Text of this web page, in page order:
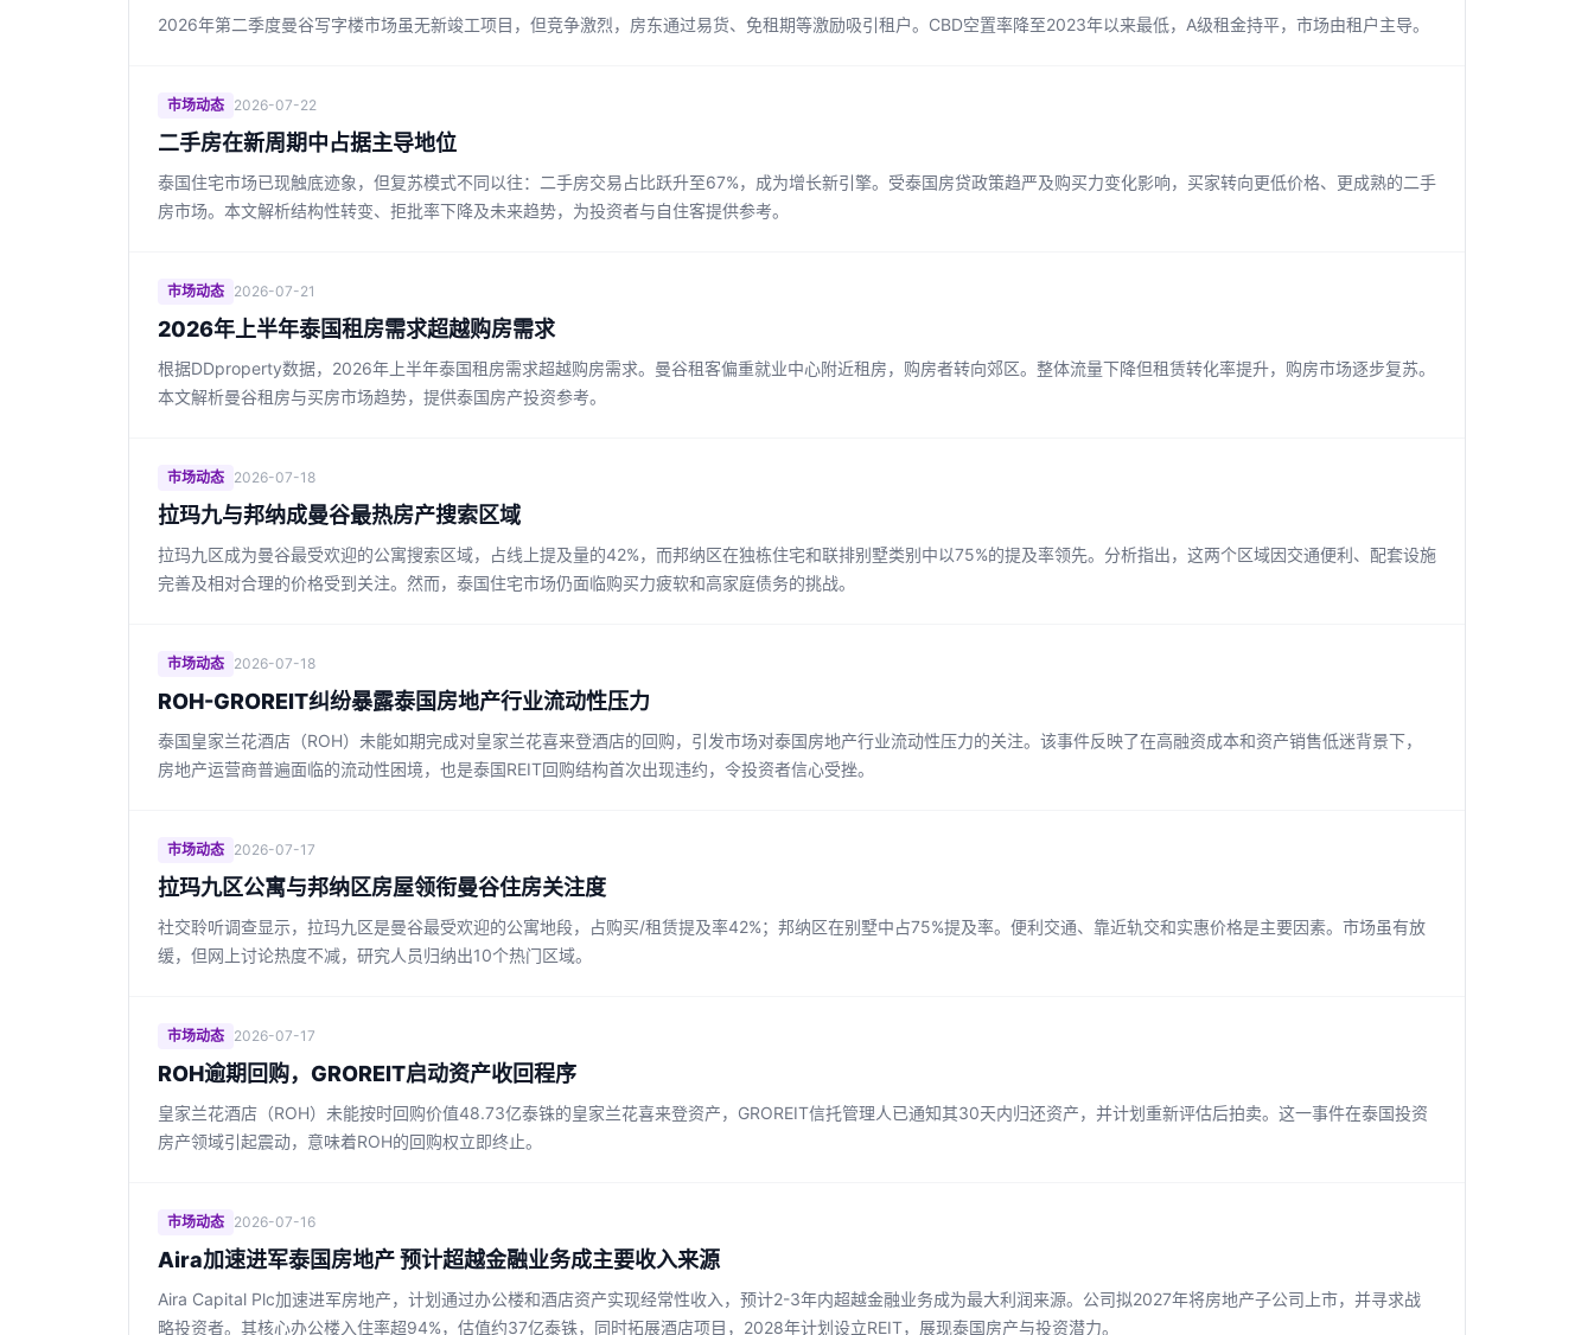
2026年第二季度曼谷写字楼市场虽无新竣工项目，但竞争激烈，房东通过易货、免租期等激励吸引租户。CBD空置率降至2023年以来最低，A级租金持平，市场由租户主导。
市场动态 2026-07-22
二手房在新周期中占据主导地位
泰国住宅市场已现触底迹象，但复苏模式不同以往：二手房交易占比跃升至67%，成为增长新引擎。受泰国房贷政策趋严及购买力变化影响，买家转向更低价格、更成熟的二手
房市场。本文解析结构性转变、拒批率下降及未来趋势，为投资者与自住客提供参考。
市场动态 2026-07-21
2026年上半年泰国租房需求超越购房需求
根据DDproperty数据，2026年上半年泰国租房需求超越购房需求。曼谷租客偏重就业中心附近租房，购房者转向郊区。整体流量下降但租赁转化率提升，购房市场逐步复苏。
本文解析曼谷租房与买房市场趋势，提供泰国房产投资参考。
市场动态 2026-07-18
拉玛九与邦纳成曼谷最热房产搜索区域
拉玛九区成为曼谷最受欢迎的公寓搜索区域，占线上提及量的42%，而邦纳区在独栋住宅和联排别墅类别中以75%的提及率领先。分析指出，这两个区域因交通便利、配套设施
完善及相对合理的价格受到关注。然而，泰国住宅市场仍面临购买力疲软和高家庭债务的挑战。
市场动态 2026-07-18
ROH-GROREIT纠纷暴露泰国房地产行业流动性压力
泰国皇家兰花酒店（ROH）未能如期完成对皇家兰花喜来登酒店的回购，引发市场对泰国房地产行业流动性压力的关注。该事件反映了在高融资成本和资产销售低迷背景下，
房地产运营商普遍面临的流动性困境，也是泰国REIT回购结构首次出现违约，令投资者信心受挫。
市场动态 2026-07-17
拉玛九区公寓与邦纳区房屋领衔曼谷住房关注度
社交聆听调查显示，拉玛九区是曼谷最受欢迎的公寓地段，占购买/租赁提及率42%；邦纳区在别墅中占75%提及率。便利交通、靠近轨交和实惠价格是主要因素。市场虽有放
缓，但网上讨论热度不减，研究人员归纳出10个热门区域。
市场动态 2026-07-17
ROH逾期回购，GROREIT启动资产收回程序
皇家兰花酒店（ROH）未能按时回购价值48.73亿泰铢的皇家兰花喜来登资产，GROREIT信托管理人已通知其30天内归还资产，并计划重新评估后拍卖。这一事件在泰国投资
房产领域引起震动，意味着ROH的回购权立即终止。
市场动态 2026-07-16
Aira加速进军泰国房地产 预计超越金融业务成主要收入来源
Aira Capital Plc加速进军房地产，计划通过办公楼和酒店资产实现经常性收入，预计2-3年内超越金融业务成为最大利润来源。公司拟2027年将房地产子公司上市，并寻求战
略投资者。其核心办公楼入住率超94%，估值约37亿泰铢，同时拓展酒店项目，2028年计划设立REIT，展现泰国房产与投资潜力。